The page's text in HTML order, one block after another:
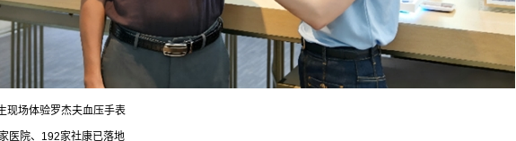
现场体验罗杰夫血压手表
医院、192家社康已落地